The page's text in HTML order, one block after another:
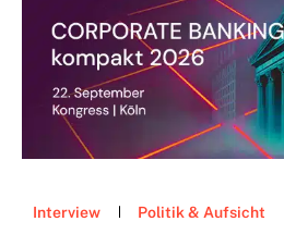
Interview Politik & Aufsicht